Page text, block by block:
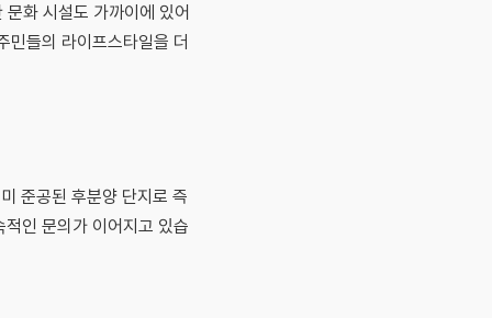
화 시설도 가까이에 있어
민들의 라이프스타일을 더
준공된 후분양 단지로 즉
인 문의가 이어지고 있습